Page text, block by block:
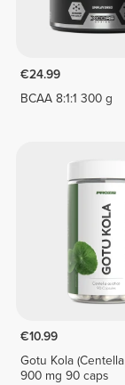
€24.99
BCAA 8:1:1 300 g
€10.99
Gotu Kola
900 mg 90 caps